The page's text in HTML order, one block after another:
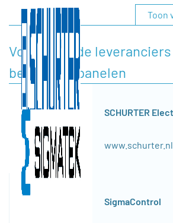
Toon
Voorgestelde
bedieningspanelen
SCHURTER
www.schurter.nl
SigmaControl